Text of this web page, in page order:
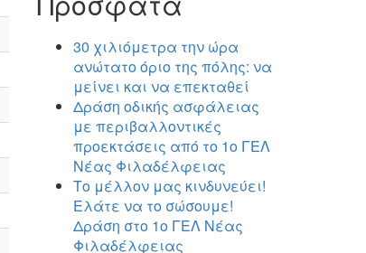
30 χιλιόμετρα την ώρα
ανώτατο όριο της πόλης: να
μείνει και να επεκταθεί
Δράση οδικής ασφάλειας
με περιβαλλοντικές
προεκτάσεις από το 1ο ΓΕΛ
Νέας Φιλαδέλφειας
Το μέλλον μας κινδυνεύει!
Ελάτε να το σώσουμε!
Δράση στο 1ο ΓΕΛ Νέας
Φιλαδέλφειας